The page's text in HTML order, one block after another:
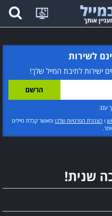
לשירות
ישירות לתיבת המייל שלך!
עם:
ו הצהרת הפרטיות שלנו ומאשר קבלת מיילים
שנית!